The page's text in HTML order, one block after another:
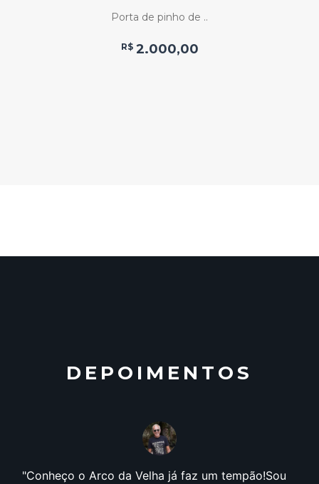
Porta de pinho de ..
R$ 2.000,00
DEPOIMENTOS
Conheço o Arco da Velha já faz um tempão!Sou